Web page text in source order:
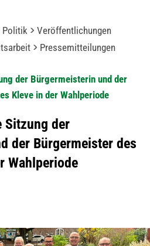
Politik
Veröffentlichungen
Pressemitteilungen
der Bürgermeisterin und der
Kleve in der Wahlperiode
Sitzung der
der Bürgermeister des
Wahlperiode